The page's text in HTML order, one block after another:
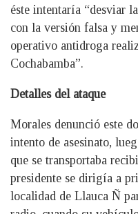
éste intentaría “desviar
con la versión falsa y
operativo antidroga
Cochabamba”.
Detalles del ataque
Morales denunció este
intento de asesinato,
que se transportaba
presidente se dirigía a
localidad de Llauca Ñ